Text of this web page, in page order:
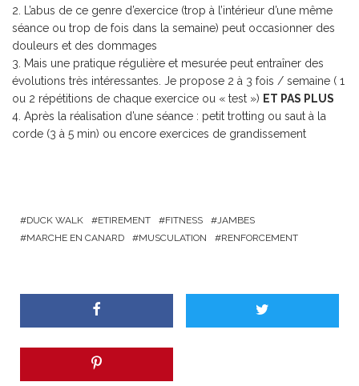
L’abus de ce genre d’exercice (trop à l’intérieur d’une même
séance ou trop de fois dans la semaine) peut occasionner des
douleurs et des dommages
Mais une pratique régulière et mesurée peut entraîner des
évolutions très intéressantes. Je propose 2 à 3 fois / semaine ( 1
ou 2 répétitions de chaque exercice ou « test ») ET PAS PLUS
Après la réalisation d’une séance : petit trotting ou saut à la
corde (3 à 5 min) ou encore exercices de grandissement
DUCK WALK ETIREMENT FITNESS
JAMBES
MARCHE EN CANARD
MUSCULATION RENFORCEMENT